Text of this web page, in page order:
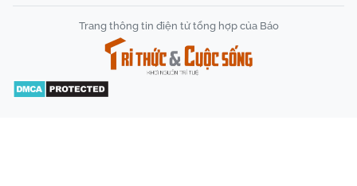
Trang thông tin điện tử tổng hợp của Báo